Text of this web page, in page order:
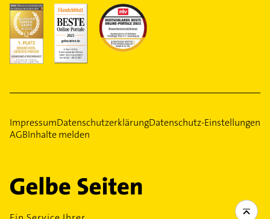
ImpressumDatenschutzerklärungDatenschutz-Einstellungen
AGBInhalte melden